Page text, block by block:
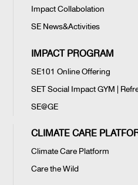
Impact Collabolation
SE News&Activities
IMPACT PROGRAM
SE101 Online Offering
SET Social Impact GYM |
SE@GE
CLIMATE CARE
Climate Care Platform
Care the Wild